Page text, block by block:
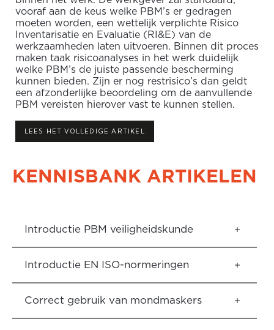
vooraf aan de keus welke PBM’s er gedragen
moeten worden, een wettelijk verplichte Risico
Inventarisatie en Evaluatie (RI&E) van de
werkzaamheden laten uitvoeren. Binnen dit proces
maken taak risicoanalyses in het werk duidelijk
welke PBM’s de juiste passende bescherming
kunnen bieden. Zijn er nog restrisico’s dan geldt
een afzonderlijke beoordeling om de aanvullende
PBM vereisten hierover vast te kunnen stellen.
LEES HET VOLLEDIGE ARTIKEL
KENNISBANK ARTIKELEN
Introductie PBM veiligheidskunde
Introductie EN ISO-normeringen
Correct gebruik van mondmaskers